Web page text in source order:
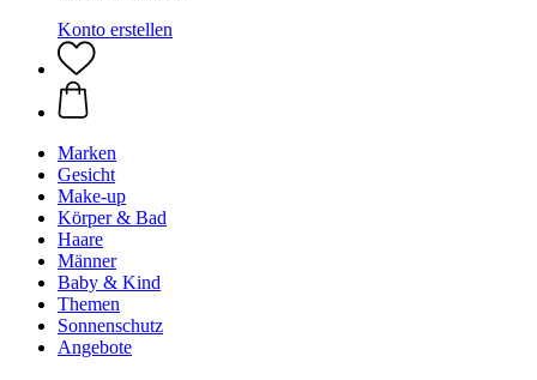
Konto erstellen
Marken
Gesicht
Make-up
Körper & Bad
Haare
Männer
Baby & Kind
Themen
Sonnenschutz
Angebote